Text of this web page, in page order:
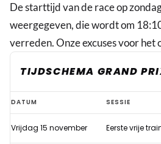
De starttijd van de race op
weergegeven, die wordt om
verreden. Onze excuses voor het
TIJDSCHEMA GRAND
Let
op:
Correctie
DATUM SESSIE
Vrijdag 15 november Eerste vrije